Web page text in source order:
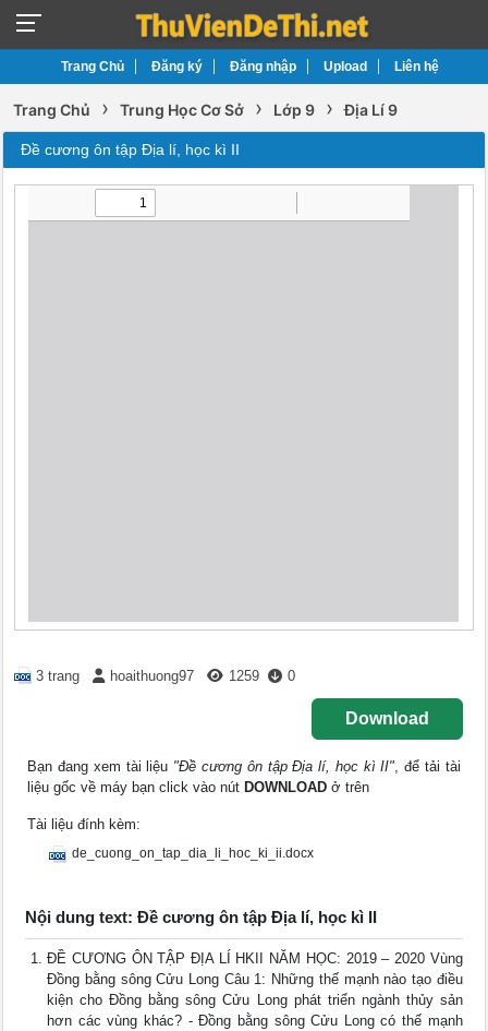
Trang Chủ Đăng ký Đăng nhập Upload Liên hệ
Trang Chủ › Trung Học Cơ Sở › Lớp 9 › Địa Lí 9
Đề cương ôn tập Địa lí, học kì II
3 trang hoaithuong97 1259 0
Download
Bạn đang xem tài liệu "Đề cương ôn tập Địa lí, học kì II", để tải tài
liệu gốc về máy bạn click vào nút DOWNLOAD ở trên
Tài liệu đính kèm:
de_cuong_on_tap_dia_li_hoc_ki_ii.docx
Nội dung text: Đề cương ôn tập Địa lí, học kì II
ĐỀ CƯƠNG ÔN TẬP ĐỊA LÍ HKII NĂM HỌC: 2019 – 2020 Vùng
Đồng bằng sông Cửu Long Câu 1: Những thế mạnh nào tạo điều
kiện cho Đồng bằng sông Cửu Long phát triển ngành thủy sản
hơn các vùng khác? - Đồng bằng sông Cửu Long có thế mạnh